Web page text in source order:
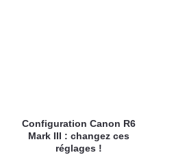
Configuration Canon R6
Mark III : changez ces
réglages !